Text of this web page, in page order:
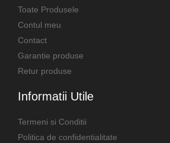
Toate Produsele
Contul meu
Contact
Garantie produse
Retur produse
Informatii Utile
Termeni si Conditii
Politica de confidentialitate